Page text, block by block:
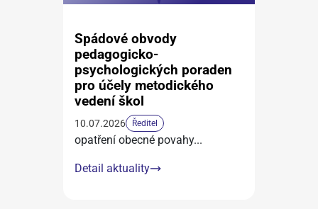
Spádové obvody
pedagogicko-
psychologických poraden
pro účely metodického
vedení škol
10.07.2026 Ředitel
opatření obecné povahy...
Detail aktuality